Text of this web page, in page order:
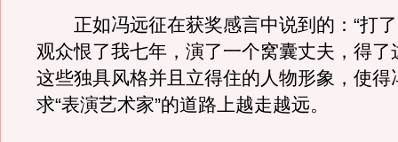
正如冯远征在获奖感言中说到的：“打了
观众恨了我七年，演了一个窝囊丈夫，得了
这些独具风格并且立得住的人物形象，使得
求“表演艺术家”的道路上越走越远。